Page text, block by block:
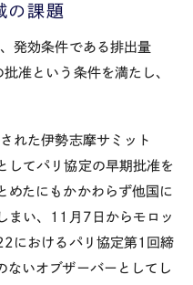
の課題
発効条件である排出量
准という条件を満たし、
れた伊勢志摩サミット
してパリ協定の早期批准を
めたにもかかわらず他国に
まい、11月7日からモロッ
におけるパリ協定第1回締
いオブザーバーとしてし